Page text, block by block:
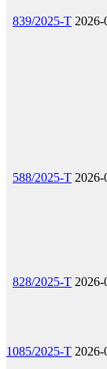
839/2025-T 2026-
588/2025-T 2026-
828/2025-T 2026-
1085/2025-T 2026-